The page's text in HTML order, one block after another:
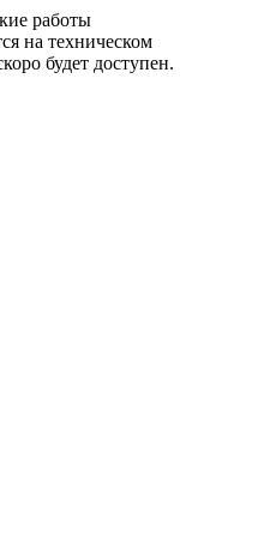
работы
на техническом
будет доступен.